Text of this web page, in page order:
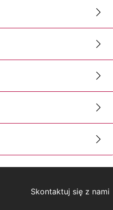
Skontaktuj się z nami